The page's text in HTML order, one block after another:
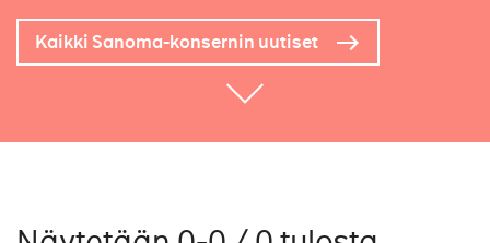
Kaikki Sanoma-konsernin uutiset